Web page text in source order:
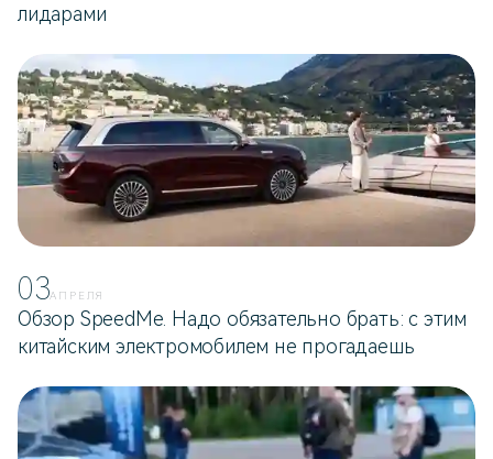
лидарами
03АПРЕЛЯ
Обзор SpeedMe. Надо обязательно брать: с этим
китайским электромобилем не прогадаешь